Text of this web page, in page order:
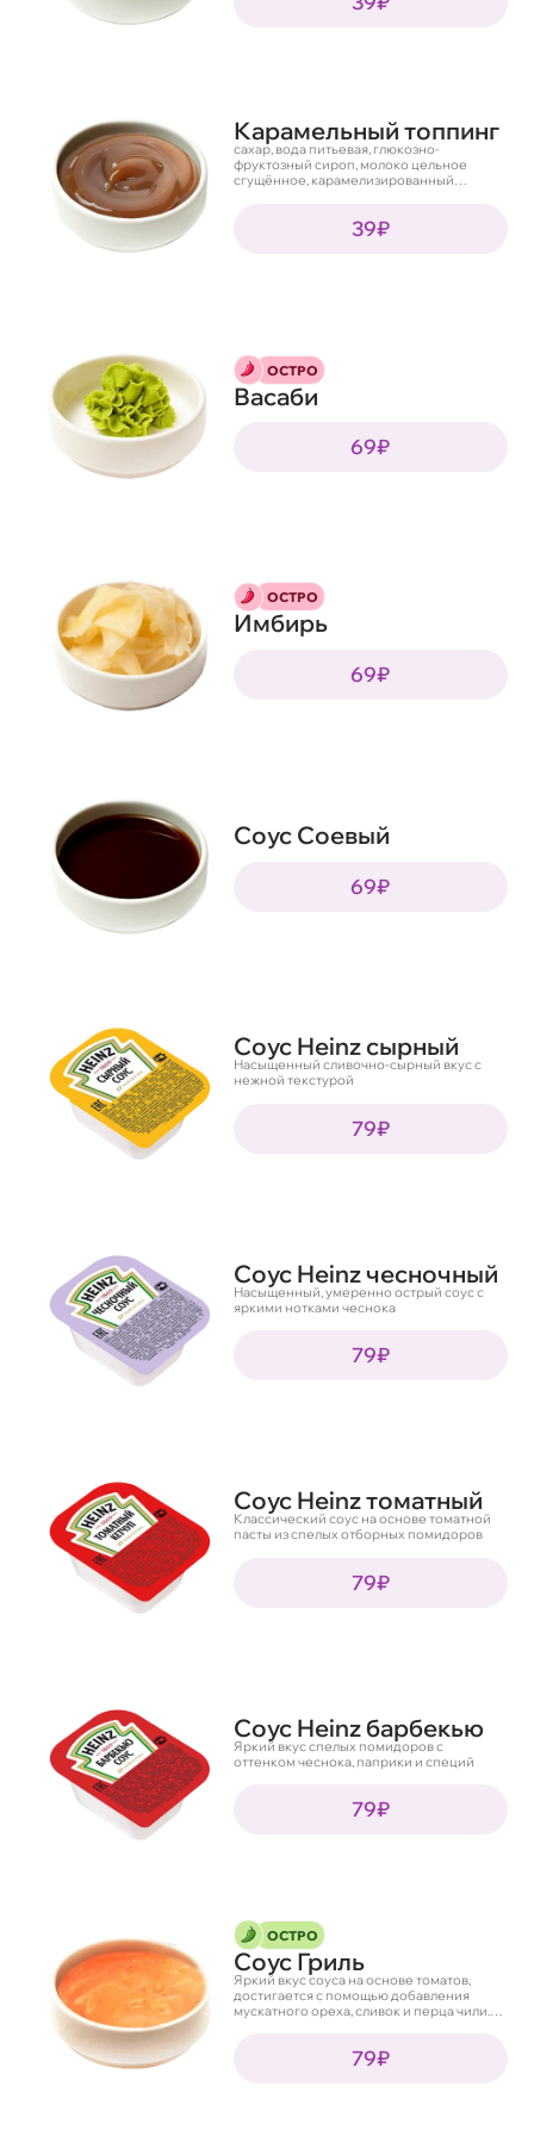
Карамельный топпинг
сахар, вода питьевая, глюкозно-
фруктозный сироп, молоко цельное
сгущённое, карамелизированный
пищевой краситель Сахарный колер IV,
Бета–каротин, консервант сорбат калия
39₽
ОСТРО
Васаби
69₽
ОСТРО
Имбирь
69₽
Соус Соевый
69₽
Соус Heinz сырный
Насыщенный сливочно-сырный вкус с
нежной текстурой
79₽
Соус Heinz чесночный
Насыщенный, умеренно острый соус с
яркими нотками чеснока
79₽
Соус Heinz томатный
Классический соус на основе томатной
пасты из спелых отборных помидоров
79₽
Соус Heinz барбекью
Яркий вкус спелых помидоров с
оттенком чеснока, паприки и специй
79₽
ОСТРО
Соус Гриль
Яркий вкус соуса на основе томатов,
достигается с помощью добавления
мускатного ореха, сливок и перца чили.
79₽